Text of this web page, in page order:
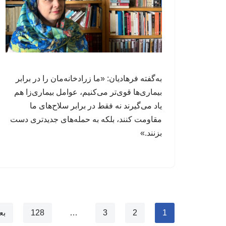
به‌گفته فرهادیان: «ما زرادخانه‌مان را در برابر
بیماری‌ها قوی‌تر می‌کنیم، عوامل‌ بیماری‌زا هم
یاد می‌گیرند نه فقط در برابر سلاح‌های ما
مقاومت کنند، بلکه به حمله‌های جدیدتری دست
بزنند.»
1
2
3
…
128